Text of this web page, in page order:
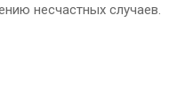
несчастных случаев.